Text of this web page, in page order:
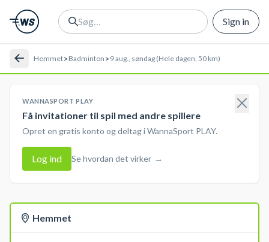
Sign in
Hemmet>Badminton >9 aug., søndag (Hele dagen, 50 km)
WANNASPORT PLAY
Få invitationer til spil med andre spillere
Opret en gratis konto og deltag i WannaSport PLAY.
Log ind Se hvordan det virker →
Hemmet